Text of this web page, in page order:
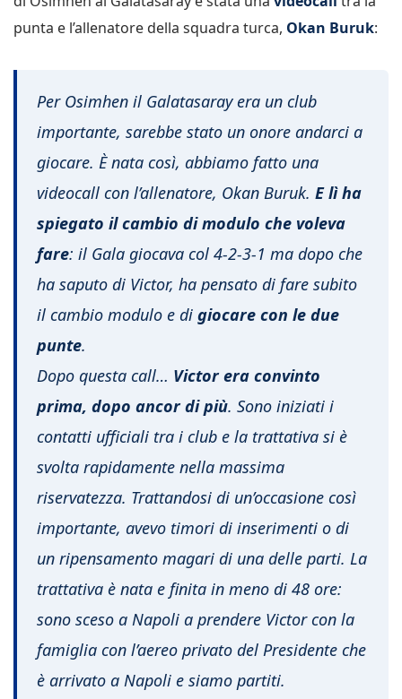
punta e l’allenatore della squadra turca, Okan Buruk:
Per Osimhen il Galatasaray era un club
importante, sarebbe stato un onore andarci a
giocare. È nata così, abbiamo fatto una
videocall con l’allenatore, Okan Buruk. E lì ha
spiegato il cambio di modulo che voleva
fare: il Gala giocava col 4-2-3-1 ma dopo che
ha saputo di Victor, ha pensato di fare subito
il cambio modulo e di giocare con le due
punte.
Dopo questa call… Victor era convinto
prima, dopo ancor di più. Sono iniziati i
contatti ufficiali tra i club e la trattativa si è
svolta rapidamente nella massima
riservatezza. Trattandosi di un’occasione così
importante, avevo timori di inserimenti o di
un ripensamento magari di una delle parti. La
trattativa è nata e finita in meno di 48 ore:
sono sceso a Napoli a prendere Victor con la
famiglia con l’aereo privato del Presidente che
è arrivato a Napoli e siamo partiti.